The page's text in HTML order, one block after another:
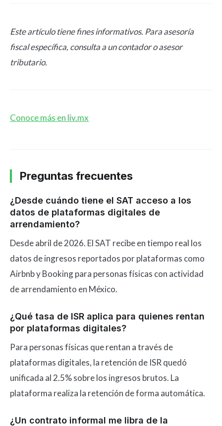
Este artículo tiene fines informativos. Para asesoría
fiscal específica, consulta a un contador o asesor
tributario.
Conoce más en liv.mx
Preguntas frecuentes
¿Desde cuándo tiene el SAT acceso a los
datos de plataformas digitales de
arrendamiento?
Desde abril de 2026. El SAT recibe en tiempo real los
datos de ingresos reportados por plataformas como
Airbnb y Booking para personas físicas con actividad
de arrendamiento en México.
¿Qué tasa de ISR aplica para quienes rentan
por plataformas digitales?
Para personas físicas que rentan a través de
plataformas digitales, la retención de ISR quedó
unificada al 2.5% sobre los ingresos brutos. La
plataforma realiza la retención de forma automática.
¿Un contrato informal me libra de la